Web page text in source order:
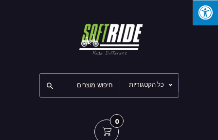
כל הקטגוריות
0